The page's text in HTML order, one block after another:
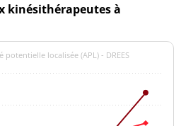
kinésithérapeutes à
localisée (APL) - DREES